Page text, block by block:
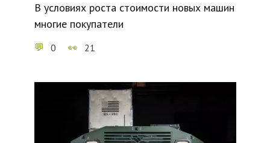
В условиях роста стоимости новых машин
многие покупатели
0 21